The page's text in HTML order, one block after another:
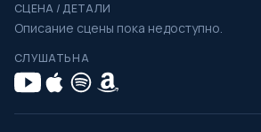
СЦЕНА / ДЕТАЛИ
Описание сцены пока недоступно.
СЛУШАТЬ НА